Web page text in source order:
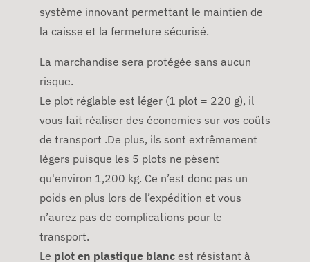
système innovant permettant le maintien de
la caisse et la fermeture sécurisé.
La marchandise sera protégée sans aucun
risque.
Le plot réglable est léger (1 plot = 220 g), il
vous fait réaliser des économies sur vos coûts
de transport .De plus, ils sont extrêmement
légers puisque les 5 plots ne pèsent
qu'environ 1,200 kg. Ce n’est donc pas un
poids en plus lors de l’expédition et vous
n’aurez pas de complications pour le
transport.
Le plot en plastique blanc est résistant à